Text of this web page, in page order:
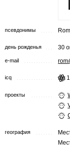
псевдонимы Rom
день рожденья 30
e-mail
icq
проекты
география